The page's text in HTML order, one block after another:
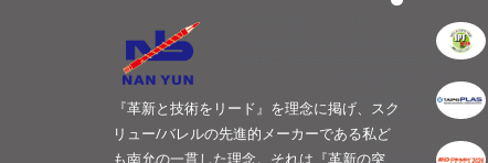
『革新と技術をリード』を理念に掲げ、スク
リュー/バレルの先進的メーカーである私ど
も南允の一貫した理念。それは『革新の突